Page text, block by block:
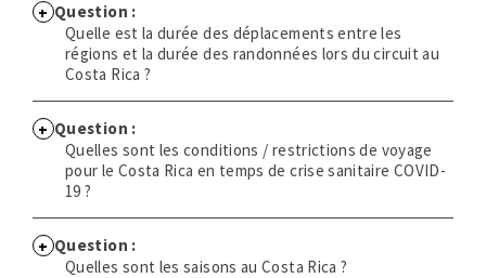
Question :
Quelle est la durée des déplacements entre les
régions et la durée des randonnées lors du circuit au
Costa Rica ?
Question :
Quelles sont les conditions / restrictions de voyage
pour le Costa Rica en temps de crise sanitaire COVID-
19 ?
Question :
Quelles sont les saisons au Costa Rica ?